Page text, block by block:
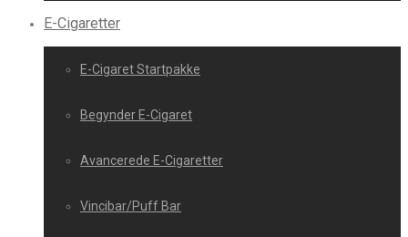
E-Cigaretter
E-Cigaret Startpakke
Begynder E-Cigaret
Avancerede E-Cigaretter
Vincibar/Puff Bar